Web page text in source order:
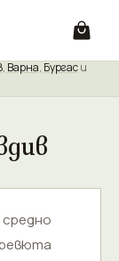
, Варна, Бургаси
средно